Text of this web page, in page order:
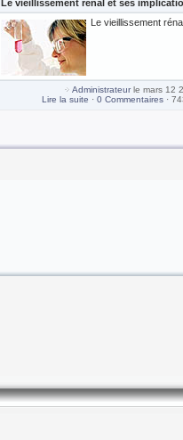
Le vieillissement rénal et ses
Le vieillissement
Administrateurle mars 12
Lire la suite · 0 Commentaires ·